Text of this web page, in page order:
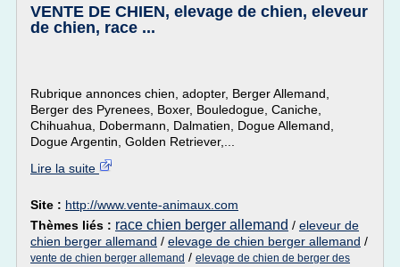
VENTE DE CHIEN, elevage de chien, eleveur
de chien, race ...
Rubrique annonces chien, adopter, Berger Allemand,
Berger des Pyrenees, Boxer, Bouledogue, Caniche,
Chihuahua, Dobermann, Dalmatien, Dogue Allemand,
Dogue Argentin, Golden Retriever,...
Lire la suite
Site : http://www.vente-animaux.com
Thèmes liés : race chien berger allemand / eleveur de
chien berger allemand / elevage de chien berger allemand /
vente de chien berger allemand / elevage de chien de berger des